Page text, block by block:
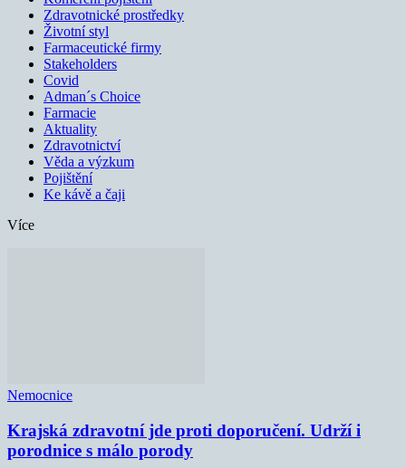
Zdravotnické prostředky
Životní styl
Farmaceutické firmy
Stakeholders
Covid
Adman´s Choice
Farmacie
Aktuality
Zdravotnictví
Věda a výzkum
Pojištění
Ke kávě a čaji
Více
Nemocnice
Krajská zdravotní jde proti doporučení. Udrží i
porodnice s málo porody